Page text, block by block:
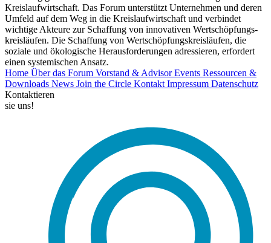
Kreislaufwirtschaft. Das Forum unterstützt Unternehmen und deren
Umfeld auf dem Weg in die Kreislaufwirtschaft und verbindet
wichtige Akteure zur Schaffung von innovativen Wertschöpfungs-
kreisläufen. Die Schaffung von Wertschöpfungskreisläufen, die
soziale und ökologische Herausforderungen adressieren, erfordert
einen systemischen Ansatz.
Home Über das Forum Vorstand & AdvisorEvents Ressourcen &
Downloads News Join the Circle Kontakt Impressum Datenschutz
Kontaktieren
sie uns!